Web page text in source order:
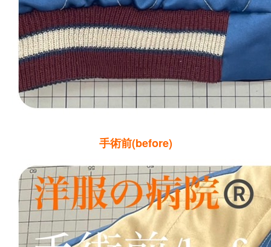
手術前(before)